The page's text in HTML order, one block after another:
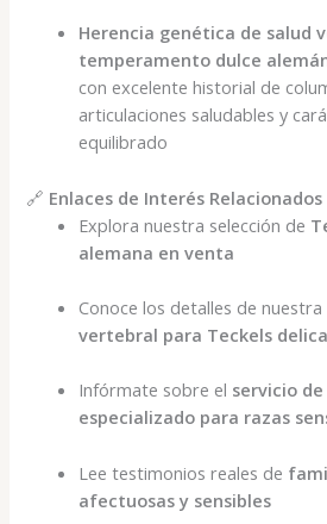
Herencia genética de salud
temperamento dulce
con excelente historial de
articulaciones saludables y
equilibrado
🔗 Enlaces de Interés Relacionados
Explora nuestra selección de
alemana en venta
Conoce los detalles de nuestra
vertebral para Teckels
Infórmate sobre el servicio
especializado para razas
Lee testimonios reales de
afectuosas y sensibles